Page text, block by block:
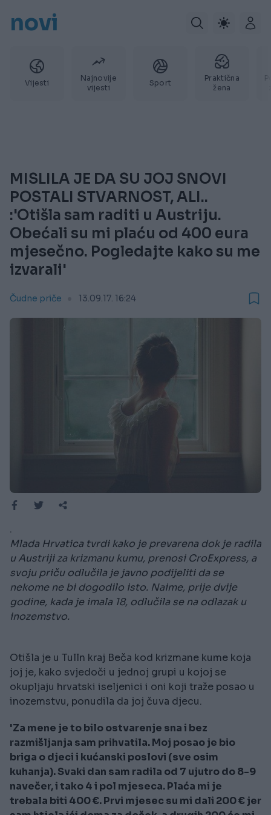
novi
Vijesti
Najnovije
vijesti
Sport
Praktična
žena
MISLILA JE DA SU JOJ SNOVI
POSTALI STVARNOST, ALI..
:'Otišla sam raditi u Austriju.
Obećali su mi plaću od 400 eura
mjesečno. Pogledajte kako su me
izvarali'
Čudne priče 13.09.17. 16:24
.
Mlada Hrvatica tvrdi kako je prevarena dok je radila
u Austriji za krizmanu kumu, prenosi CroExpress, a
svoju priču odlučila je javno podijeliti da se
nekome ne bi dogodilo isto. Naime, prije dvije
godine, kada je imala 18, odlučila se na odlazak u
inozemstvo.
Otišla je u Tulln kraj Beča kod krizmane kume koja
joj je, kako svjedoči u jednoj grupi u kojoj se
okupljaju hrvatski iseljenici i oni koji traže posao u
inozemstvu, ponudila da joj čuva djecu.
'Za mene je to bilo ostvarenje sna i bez
razmišljanja sam prihvatila. Moj posao je bio
briga o djeci i kućanski poslovi (sve osim
kuhanja). Svaki dan sam radila od 7 ujutro do 8-9
navečer, i tako 4 i pol mjeseca. Plaća mi je
trebala biti 400 €. Prvi mjesec su mi dali 200 € jer